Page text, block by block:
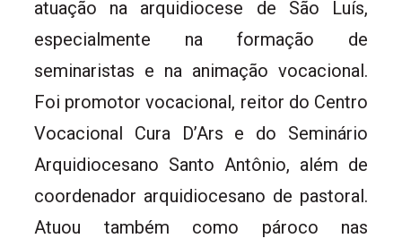
atuação na arquidiocese de São Luís,
especialmente na formação de
seminaristas e na animação vocacional.
Foi promotor vocacional, reitor do Centro
Vocacional Cura D’Ars e do Seminário
Arquidiocesano Santo Antônio, além de
coordenador arquidiocesano de pastoral.
Atuou também como pároco nas